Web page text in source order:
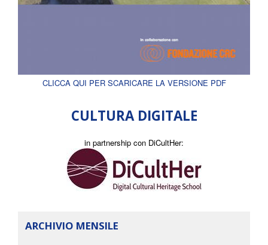
CLICCA QUI PER SCARICARE LA VERSIONE PDF
CULTURA DIGITALE
in partnership con DiCultHer:
ARCHIVIO MENSILE